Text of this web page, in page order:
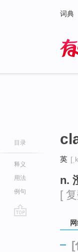
词典
目录
释义
用法
例句
英
n.
[
[